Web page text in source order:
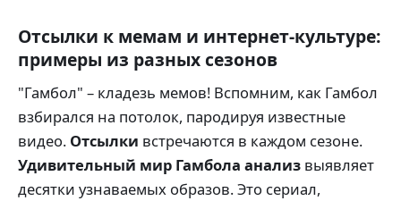
Отсылки к мемам и интернет-культуре:
примеры из разных сезонов
"Гамбол" – кладезь мемов! Вспомним, как Гамбол
взбирался на потолок, пародируя известные
видео. Отсылки встречаются в каждом сезоне.
Удивительный мир Гамбола анализ выявляет
десятки узнаваемых образов. Это сериал,